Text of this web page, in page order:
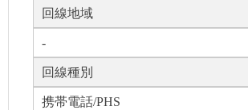
回線地域
-
回線種別
携帯電話/PHS